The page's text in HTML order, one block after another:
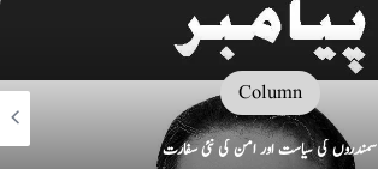
Column
سمندروں کی سیاست اور امن کی نئی سفارت